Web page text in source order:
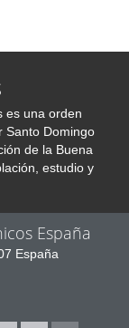
es una orden
Santo Domingo
de la Buena
estudio y
España
España